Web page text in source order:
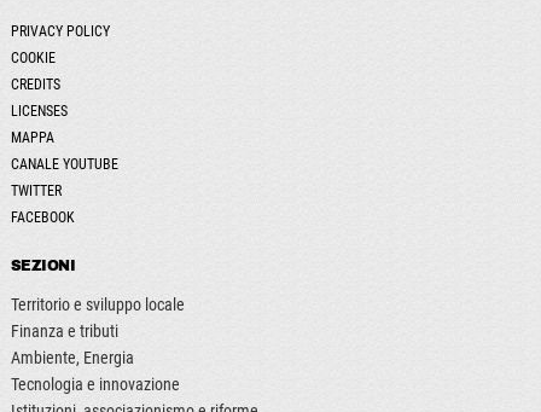
PRIVACY POLICY
COOKIE
CREDITS
LICENSES
MAPPA
CANALE YOUTUBE
TWITTER
FACEBOOK
SEZIONI
Territorio e sviluppo locale
Finanza e tributi
Ambiente, Energia
Tecnologia e innovazione